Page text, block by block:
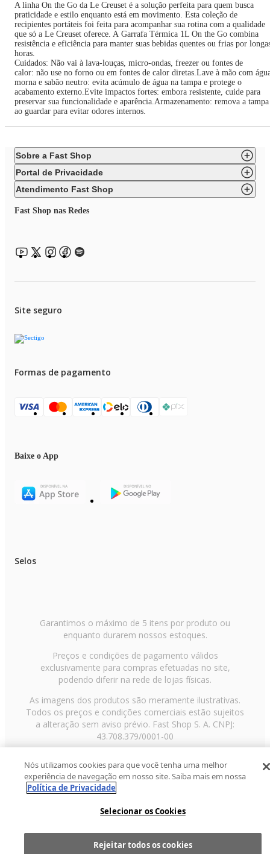
A linha On the Go da Le Creuset é a solução perfeita para quem busca
praticidade e estilo enquanto está em movimento. Esta coleção de
recipientes portáteis foi feita para acompanhar sua rotina com a qualidade
que só a Le Creuset oferece. A Garrafa Térmica 1L On the Go combina
resistência e eficiência para manter suas bebidas quentes ou frias por
horas.
Cuidados: Não vai à lava-louças, micro-ondas, freezer ou fontes de
calor: não use no forno ou em fontes de calor diretas.Lave à mão com
morna e sabão neutro: evita acúmulo de água na tampa e protege o
acabamento externo.Evite impactos fortes: embora resistente, cuide para
preservar sua funcionalidade e aparência.Armazenamento: remova a tampa
ao guardar para evitar odores internos.
Sobre a Fast Shop
Portal de Privacidade
Atendimento Fast Shop
Fast Shop nas Redes
Site seguro
Formas de pagamento
Baixe o App
Selos
Garantimos o máximo de 5 itens por produto ou
enquanto durarem nossos estoques.
Preços e condições de pagamento válidos
exclusivamente para compras efetuadas no site,
podendo diferir na rede de lojas físicas.
As imagens dos produtos são meramente ilustrativas.
Todos os preços e condições comerciais estão sujeitos
a alteração sem aviso prévio. Fast Shop S. A. CNPJ:
43.708.379/0001-00
Paulo/SP, CEP 02029-001, Telefone: 11 3003-3728 ©
2013 Fast Shop - Todos os direitos reservadosRF
Nós utilizamos cookies para que você tenha uma melhor
experiência de navegação em nosso site. Saiba mais em nossa
Política de Privacidade
Selecionar os Cookies
Rejeitar todos os cookies